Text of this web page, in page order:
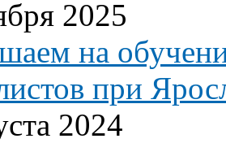
2025
на
при
2024